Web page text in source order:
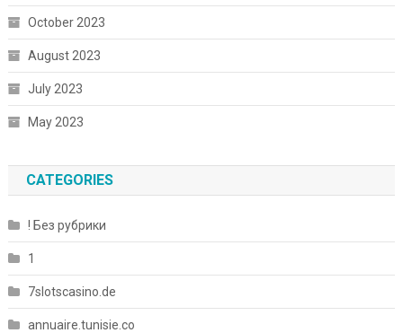
October 2023
August 2023
July 2023
May 2023
CATEGORIES
! Без рубрики
1
7slotscasino.de
annuaire.tunisie.co